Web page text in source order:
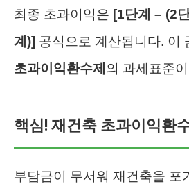
최종 초과이익은 [1단계 – (2
계)] 공식으로 계산됩니다. 이
초과이익환수제 의 과세표준
핵심! 재건축 초과이익환
부담금이 무서워 재건축을 포